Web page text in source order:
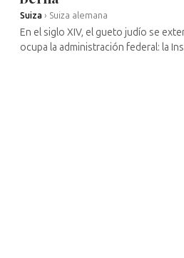
Suiza › Suiza alemana
En el siglo XIV, el gueto judío se
ocupa la administración federal: la